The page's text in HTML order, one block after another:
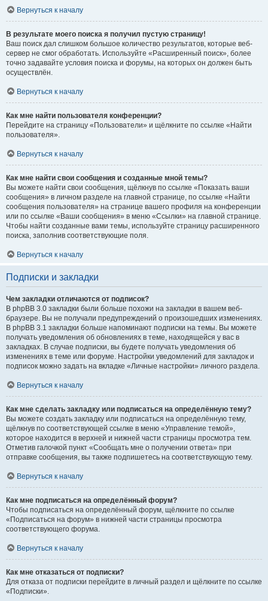
Вернуться к началу
В результате моего поиска я получил пустую страницу!
Ваш поиск дал слишком большое количество результатов, которые веб-
сервер не смог обработать. Используйте «Расширенный поиск», более
точно задавайте условия поиска и форумы, на которых он должен быть
осуществлён.
Вернуться к началу
Как мне найти пользователя конференции?
Перейдите на страницу «Пользователи» и щёлкните по ссылке «Найти
пользователя».
Вернуться к началу
Как мне найти свои сообщения и созданные мной темы?
Вы можете найти свои сообщения, щёлкнув по ссылке «Показать ваши
сообщения» в личном разделе на главной странице, по ссылке «Найти
сообщения пользователя» на странице вашего профиля на конференции
или по ссылке «Ваши сообщения» в меню «Ссылки» на главной странице.
Чтобы найти созданные вами темы, используйте страницу расширенного
поиска, заполнив соответствующие поля.
Вернуться к началу
Подписки и закладки
Чем закладки отличаются от подписок?
В phpBB 3.0 закладки были больше похожи на закладки в вашем веб-
браузере. Вы не получали предупреждений о произошедших изменениях.
В phpBB 3.1 закладки больше напоминают подписки на темы. Вы можете
получать уведомления об обновлениях в теме, находящейся у вас в
закладках. В случае подписки, вы будете получать уведомления об
изменениях в теме или форуме. Настройки уведомлений для закладок и
подписок можно задать на вкладке «Личные настройки» личного раздела.
Вернуться к началу
Как мне сделать закладку или подписаться на определённую тему?
Вы можете создать закладку или подписаться на определённую тему,
щёлкнув по соответствующей ссылке в меню «Управление темой»,
которое находится в верхней и нижней части страницы просмотра тем.
Отметив галочкой пункт «Сообщать мне о получении ответа» при
отправке сообщения, вы также подпишетесь на соответствующую тему.
Вернуться к началу
Как мне подписаться на определённый форум?
Чтобы подписаться на определённый форум, щёлкните по ссылке
«Подписаться на форум» в нижней части страницы просмотра
соответствующего форума.
Вернуться к началу
Как мне отказаться от подписки?
Для отказа от подписки перейдите в личный раздел и щёлкните по ссылке
«Подписки».